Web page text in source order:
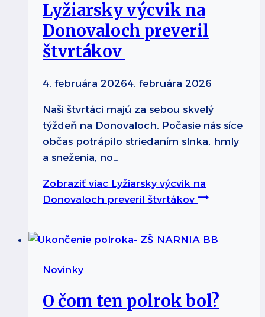
Lyžiarsky výcvik na
Donovaloch preveril
štvrtákov
4. februára 20264. februára 2026
Naši štvrtáci majú za sebou skvelý
týždeň na Donovaloch. Počasie nás síce
občas potrápilo striedaním slnka, hmly
a sneženia, no…
Zobraziť viac Lyžiarsky výcvik na
Donovaloch preveril štvrtákov
Novinky
O čom ten polrok bol?